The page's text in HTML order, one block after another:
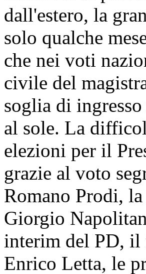
dall'estero, la
solo qualche
che nei voti
civile del
soglia di
al sole. La
elezioni per il
grazie al voto
Romano Prodi,
Giorgio
interim del PD, il
Enrico Letta, le